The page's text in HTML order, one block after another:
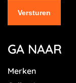
GA NAAR
Merken